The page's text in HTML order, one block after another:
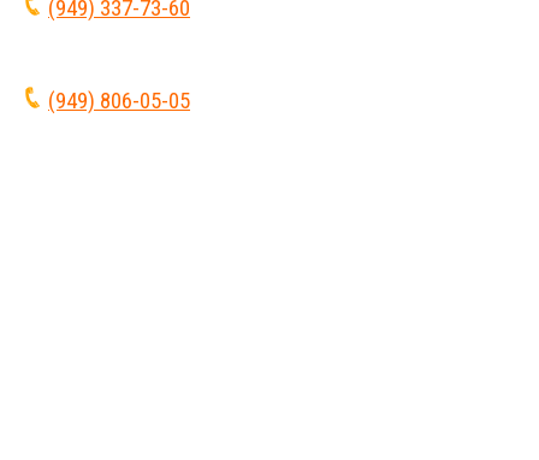
(949) 337-73-60
(949) 806-05-05